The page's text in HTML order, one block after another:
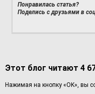
Понравилась статья?
Поделись с друзьями в
Этот блог читают 4
Haжимaя нa кнoпку «OK», вы